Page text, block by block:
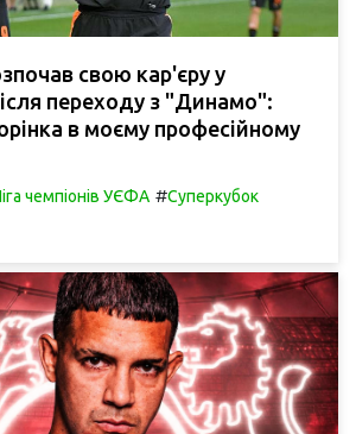
свою кар'єру у
переходу з "Динамо":
в моєму професійному
чемпіонів УЄФА #Суперкубок